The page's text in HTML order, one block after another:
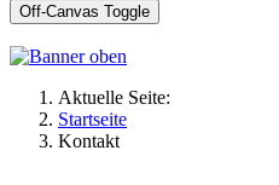
Off-Canvas Toggle
Aktuelle Seite:
Startseite
Kontakt